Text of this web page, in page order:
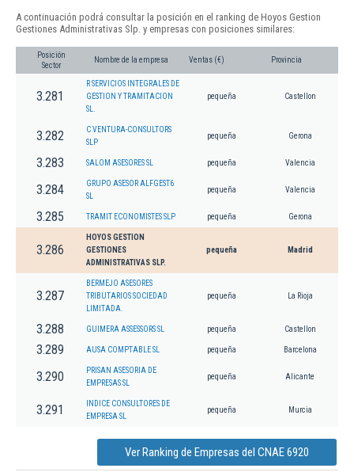
A continuación podrá consultar la posición en el ranking de Hoyos Gestion
Gestiones Administrativas Slp. y empresas con posiciones similares:
Posición
Sector
Nombre de la empresa Ventas (€) Provincia
3.281
R SERVICIOS INTEGRALES DE
GESTION Y TRAMITACION
SL.
pequeña Castellon
3.282
C VENTURA-CONSULTORS
SLP
pequeña Gerona
3.283 SALOM ASESORES SL pequeña Valencia
3.284
GRUPO ASESOR ALFGEST6
SL
pequeña Valencia
3.285 TRAMIT ECONOMISTES SLP pequeña Gerona
3.286
HOYOS GESTION
GESTIONES
ADMINISTRATIVAS SLP.
pequeña Madrid
3.287
BERMEJO ASESORES
TRIBUTARIOS SOCIEDAD
LIMITADA.
pequeña La Rioja
3.288 GUIMERA ASSESSORS SL pequeña Castellon
3.289 AUSA COMPTABLE SL pequeña Barcelona
3.290
PRISAN ASESORIA DE
EMPRESAS SL
pequeña Alicante
3.291
INDICE CONSULTORES DE
EMPRESA SL
pequeña Murcia
Ver Ranking de Empresas del CNAE 6920